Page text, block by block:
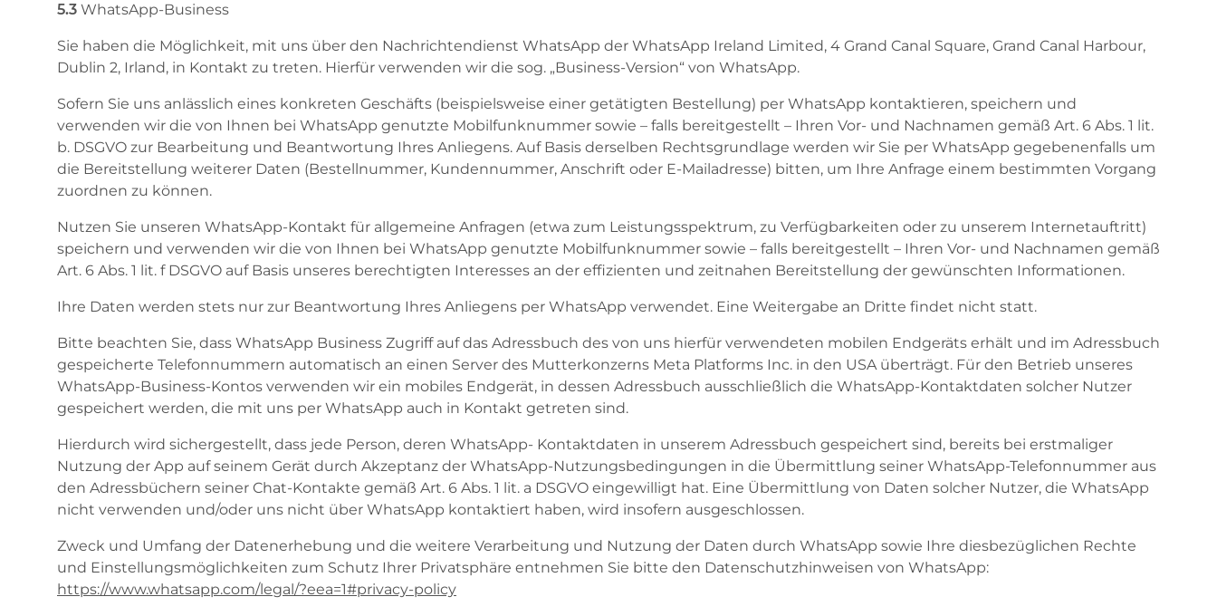
5.3 WhatsApp-Business
Sie haben die Möglichkeit, mit uns über den Nachrichtendienst WhatsApp der WhatsApp Ireland Limited, 4 Grand Canal Square, Grand Canal Harbour,
Dublin 2, Irland, in Kontakt zu treten. Hierfür verwenden wir die sog. „Business-Version“ von WhatsApp.
Sofern Sie uns anlässlich eines konkreten Geschäfts (beispielsweise einer getätigten Bestellung) per WhatsApp kontaktieren, speichern und
verwenden wir die von Ihnen bei WhatsApp genutzte Mobilfunknummer sowie – falls bereitgestellt – Ihren Vor- und Nachnamen gemäß Art. 6 Abs. 1 lit.
b. DSGVO zur Bearbeitung und Beantwortung Ihres Anliegens. Auf Basis derselben Rechtsgrundlage werden wir Sie per WhatsApp gegebenenfalls um
die Bereitstellung weiterer Daten (Bestellnummer, Kundennummer, Anschrift oder E-Mailadresse) bitten, um Ihre Anfrage einem bestimmten Vorgang
zuordnen zu können.
Nutzen Sie unseren WhatsApp-Kontakt für allgemeine Anfragen (etwa zum Leistungsspektrum, zu Verfügbarkeiten oder zu unserem Internetauftritt)
speichern und verwenden wir die von Ihnen bei WhatsApp genutzte Mobilfunknummer sowie – falls bereitgestellt – Ihren Vor- und Nachnamen gemäß
Art. 6 Abs. 1 lit. f DSGVO auf Basis unseres berechtigten Interesses an der effizienten und zeitnahen Bereitstellung der gewünschten Informationen.
Ihre Daten werden stets nur zur Beantwortung Ihres Anliegens per WhatsApp verwendet. Eine Weitergabe an Dritte findet nicht statt.
Bitte beachten Sie, dass WhatsApp Business Zugriff auf das Adressbuch des von uns hierfür verwendeten mobilen Endgeräts erhält und im Adressbuch
gespeicherte Telefonnummern automatisch an einen Server des Mutterkonzerns Meta Platforms Inc. in den USA überträgt. Für den Betrieb unseres
WhatsApp-Business-Kontos verwenden wir ein mobiles Endgerät, in dessen Adressbuch ausschließlich die WhatsApp-Kontaktdaten solcher Nutzer
gespeichert werden, die mit uns per WhatsApp auch in Kontakt getreten sind.
Hierdurch wird sichergestellt, dass jede Person, deren WhatsApp- Kontaktdaten in unserem Adressbuch gespeichert sind, bereits bei erstmaliger
Nutzung der App auf seinem Gerät durch Akzeptanz der WhatsApp-Nutzungsbedingungen in die Übermittlung seiner WhatsApp-Telefonnummer aus
den Adressbüchern seiner Chat-Kontakte gemäß Art. 6 Abs. 1 lit. a DSGVO eingewilligt hat. Eine Übermittlung von Daten solcher Nutzer, die WhatsApp
nicht verwenden und/oder uns nicht über WhatsApp kontaktiert haben, wird insofern ausgeschlossen.
Zweck und Umfang der Datenerhebung und die weitere Verarbeitung und Nutzung der Daten durch WhatsApp sowie Ihre diesbezüglichen Rechte
und Einstellungsmöglichkeiten zum Schutz Ihrer Privatsphäre entnehmen Sie bitte den Datenschutzhinweisen von WhatsApp:
https://www.whatsapp.com/legal /?eea=1#privacy-policy